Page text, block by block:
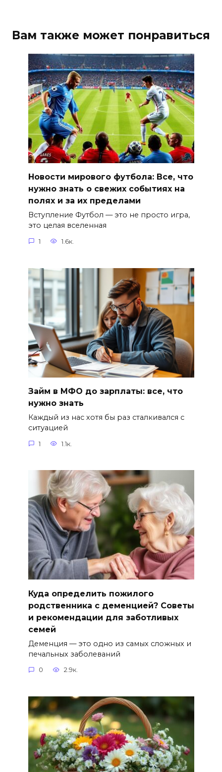
Вам также может понравиться
Новости мирового футбола: Все, что
нужно знать о свежих событиях на
полях и за их пределами
Вступление Футбол — это не просто игра,
это целая вселенная
1 1.6к.
Займ в МФО до зарплаты: все, что
нужно знать
Каждый из нас хотя бы раз сталкивался с
ситуацией
1 1.1к.
Куда определить пожилого
родственника с деменцией? Советы
и рекомендации для заботливых
семей
Деменция — это одно из самых сложных и
печальных заболеваний
0 2.9к.